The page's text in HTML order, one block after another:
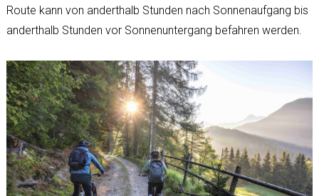
Route kann von anderthalb Stunden nach Sonnenaufgang bis
anderthalb Stunden vor Sonnenuntergang befahren werden.